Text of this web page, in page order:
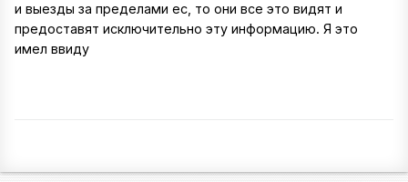
и выезды за пределами ес, то они все это видят и
предоставят исключительно эту информацию. Я это
имел ввиду